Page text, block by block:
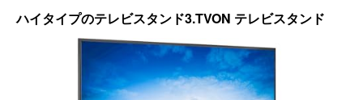
ハイタイプのテレビスタンド3.TVON テレビスタンド